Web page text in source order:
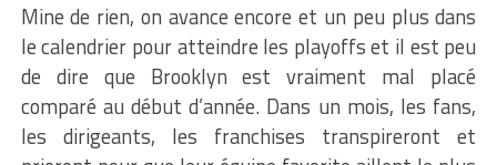
Mine de rien, on avance encore et un peu plus dans
le calendrier pour atteindre les playoffs et il est peu
de dire que Brooklyn est vraiment mal placé
comparé au début d’année. Dans un mois, les fans,
les dirigeants, les franchises transpireront et